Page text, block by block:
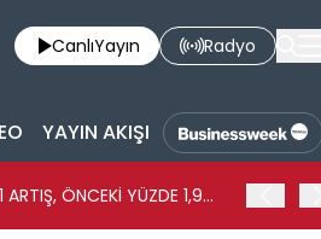
CanlıYayın Radyo
YAYIN AKIŞI
ARTIŞ, ÖNCEKİ YÜZDE 1,9